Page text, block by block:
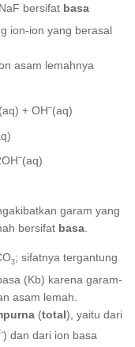
bersifat basa
ion-ion yang berasal
asam lemahnya
+ OH–(aq)
–(aq)
garam yang
bersifat basa
3; sifatnya tergantung
(Kb) karena garam-
asam lemah.
(total), yaitu dari
) dan dari ion basa